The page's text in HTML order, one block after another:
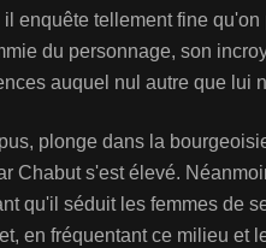
il enquête tellement fine
du personnage, son
auquel nul autre que lui
plonge dans la
Chabut s'est élevé.
qu'il séduit les femmes de
en fréquentant ce milieu et